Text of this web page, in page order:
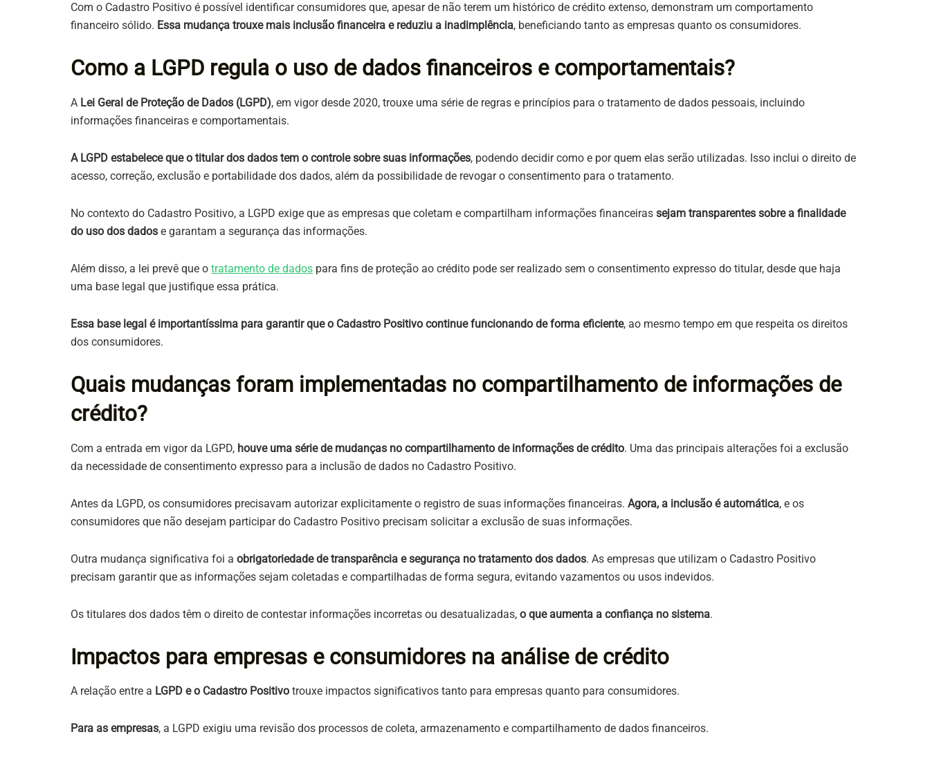
Com o Cadastro Positivo é possível identificar consumidores que, apesar de não terem um histórico de crédito extenso, demonstram um comportamento
financeiro sólido. Essa mudança trouxe mais inclusão financeira e reduziu a inadimplência, beneficiando tanto as empresas quanto os consumidores.
Como a LGPD regula o uso de dados financeiros e comportamentais?
A Lei Geral de Proteção de Dados (LGPD), em vigor desde 2020, trouxe uma série de regras e princípios para o tratamento de dados pessoais, incluindo
informações financeiras e comportamentais.
A LGPD estabelece que o titular dos dados tem o controle sobre suas informações, podendo decidir como e por quem elas serão utilizadas. Isso inclui o direito de
acesso, correção, exclusão e portabilidade dos dados, além da possibilidade de revogar o consentimento para o tratamento.
No contexto do Cadastro Positivo, a LGPD exige que as empresas que coletam e compartilham informações financeiras sejam transparentes sobre a finalidade
do uso dos dados e garantam a segurança das informações.
Além disso, a lei prevê que o tratamento de dados para fins de proteção ao crédito pode ser realizado sem o consentimento expresso do titular, desde que haja
uma base legal que justifique essa prática.
Essa base legal é importantíssima para garantir que o Cadastro Positivo continue funcionando de forma eficiente, ao mesmo tempo em que respeita os direitos
dos consumidores.
Quais mudanças foram implementadas no compartilhamento de informações de
crédito?
Com a entrada em vigor da LGPD, houve uma série de mudanças no compartilhamento de informações de crédito. Uma das principais alterações foi a exclusão
da necessidade de consentimento expresso para a inclusão de dados no Cadastro Positivo.
Antes da LGPD, os consumidores precisavam autorizar explicitamente o registro de suas informações financeiras. Agora, a inclusão é automática, e os
consumidores que não desejam participar do Cadastro Positivo precisam solicitar a exclusão de suas informações.
Outra mudança significativa foi a obrigatoriedade de transparência e segurança no tratamento dos dados. As empresas que utilizam o Cadastro Positivo
precisam garantir que as informações sejam coletadas e compartilhadas de forma segura, evitando vazamentos ou usos indevidos.
Os titulares dos dados têm o direito de contestar informações incorretas ou desatualizadas, o que aumenta a confiança no sistema.
Impactos para empresas e consumidores na análise de crédito
A relação entre a LGPD e o Cadastro Positivo trouxe impactos significativos tanto para empresas quanto para consumidores.
Para as empresas, a LGPD exigiu uma revisão dos processos de coleta, armazenamento e compartilhamento de dados financeiros.